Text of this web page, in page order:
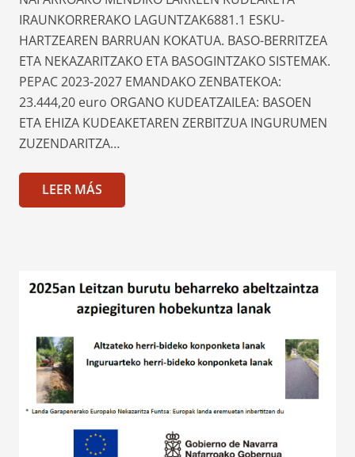
IRAUNKORRERAKO LAGUNTZAK6881.1 ESKU-
HARTZEAREN BARRUAN KOKATUA. BASO-BERRITZEA
ETA NEKAZARITZAKO ETA BASOGINTZAKO SISTEMAK.
PEPAC 2023-2027 EMANDAKO ZENBATEKOA:
23.444,20 euro ORGANO KUDEATZAILEA: BASOEN
ETA EHIZA KUDEAKETAREN ZERBITZUA INGURUMEN
ZUZENDARITZA…
LEER MÁS